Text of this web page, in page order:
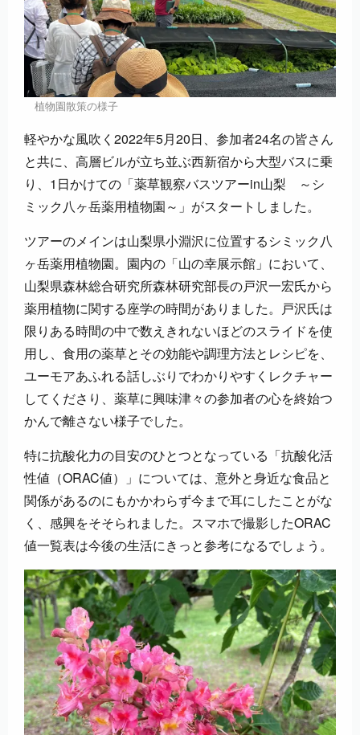
植物園散策の様子
軽やかな風吹く2022年5月20日、参加者24名の皆さん
と共に、高層ビルが立ち並ぶ西新宿から大型バスに乗
り、1日かけての「薬草観察バスツアーin山梨 ～シ
ミック八ヶ岳薬用植物園～」がスタートしました。
ツアーのメインは山梨県小淵沢に位置するシミック八
ヶ岳薬用植物園。園内の「山の幸展示館」において、
山梨県森林総合研究所森林研究部長の戸沢一宏氏から
薬用植物に関する座学の時間がありました。戸沢氏は
限りある時間の中で数えきれないほどのスライドを使
用し、食用の薬草とその効能や調理方法とレシピを、
ユーモアあふれる話しぶりでわかりやすくレクチャー
してくださり、薬草に興味津々の参加者の心を終始つ
かんで離さない様子でした。
特に抗酸化力の目安のひとつとなっている「抗酸化活
性値（ORAC値）」については、意外と身近な食品と
関係があるのにもかかわらず今まで耳にしたことがな
く、感興をそそられました。スマホで撮影したORAC
値一覧表は今後の生活にきっと参考になるでしょう。